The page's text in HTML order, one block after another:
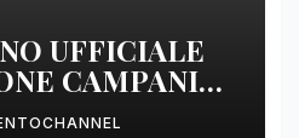
UFFICIALE
CAMPANIA